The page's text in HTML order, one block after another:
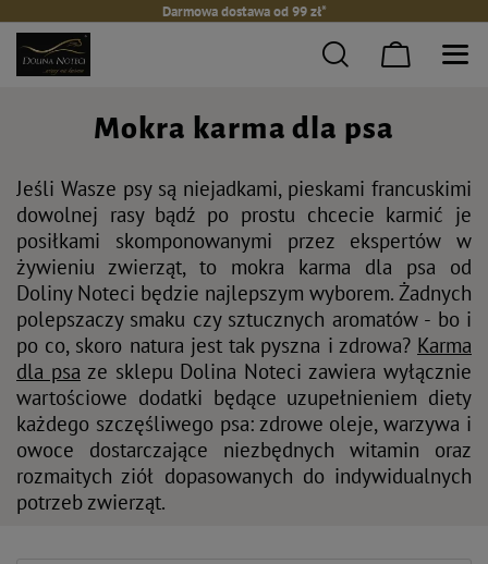
Darmowa dostawa od 99 zł*
Mokra karma dla psa
Jeśli Wasze psy są niejadkami, pieskami francuskimi
dowolnej rasy bądź po prostu chcecie karmić je
posiłkami skomponowanymi przez ekspertów w
żywieniu zwierząt, to mokra karma dla psa od
Doliny Noteci będzie najlepszym wyborem. Żadnych
polepszaczy smaku czy sztucznych aromatów - bo i
po co, skoro natura jest tak pyszna i zdrowa? Karma
dla psa ze sklepu Dolina Noteci zawiera wyłącznie
wartościowe dodatki będące uzupełnieniem diety
każdego szczęśliwego psa: zdrowe oleje, warzywa i
owoce dostarczające niezbędnych witamin oraz
rozmaitych ziół dopasowanych do indywidualnych
potrzeb zwierząt.